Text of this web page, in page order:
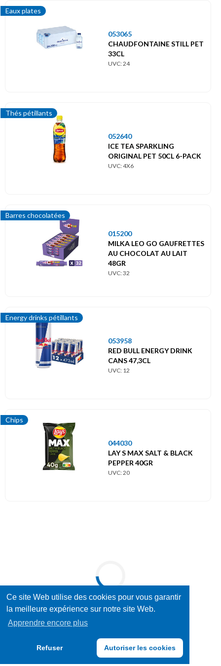
Ce site Web utilise des cookies pour vous garantir
la meilleure expérience sur notre site Web.
Apprendre encore plus
Refuser Autoriser les cookies
Eaux plates
053065
CHAUDFONTAINE STILL PET
33CL
UVC: 24
Thés pétillants
052640
ICE TEA SPARKLING
ORIGINAL PET 50CL 6-PACK
UVC: 4X6
Barres chocolatées
015200
MILKA LEO GO GAUFRETTES
AU CHOCOLAT AU LAIT
48GR
UVC: 32
Energy drinks pétillants
053958
RED BULL ENERGY DRINK
CANS 47,3CL
UVC: 12
Chips
044030
LAY S MAX SALT & BLACK
PEPPER 40GR
UVC: 20